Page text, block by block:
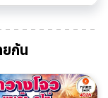
กัน